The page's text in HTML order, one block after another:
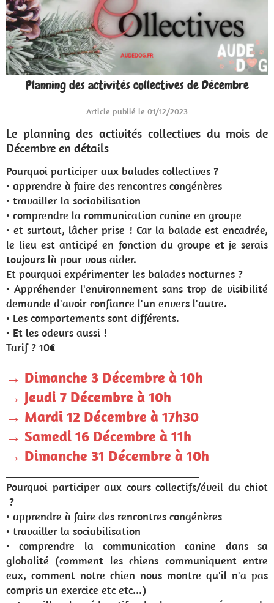
Planning des activités collectives de Décembre
Article publié le 01/12/2023
Le planning des activités collectives du mois de
Décembre en détails
Pourquoi participer aux balades collectives ?
• apprendre à faire des rencontres congénères
• travailler la sociabilisation
• comprendre la communication canine en groupe
• et surtout, lâcher prise ! Car la balade est encadrée,
le lieu est anticipé en fonction du groupe et je serais
toujours là pour vous aider.
Et pourquoi expérimenter les balades nocturnes ?
• Appréhender l'environnement sans trop de visibilité
demande d'avoir confiance l'un envers l'autre.
• Les comportements sont différents.
• Et les odeurs aussi !
Tarif ? 10€
→ Dimanche 3 Décembre à 10h
→ Jeudi 7 Décembre à 10h
→ Mardi 12 Décembre à 17h30
→ Samedi 16 Décembre à 11h
→ Dimanche 31 Décembre à 10h
Pourquoi participer aux cours collectifs/éveil du chiot
?
• apprendre à faire des rencontres congénères
• travailler la sociabilisation
• comprendre la communication canine dans sa
globalité (comment les chiens communiquent entre
eux, comment notre chien nous montre qu'il n'a pas
compris un exercice etc etc...)